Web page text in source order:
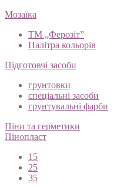
Мозаїка
ТМ „Ферозіт”
Палітра кольорів
Підготовчі засоби
грунтовки
спеціальні засоби
грунтувальні фарби
Піни та герметики
Пінопласт
15
25
35